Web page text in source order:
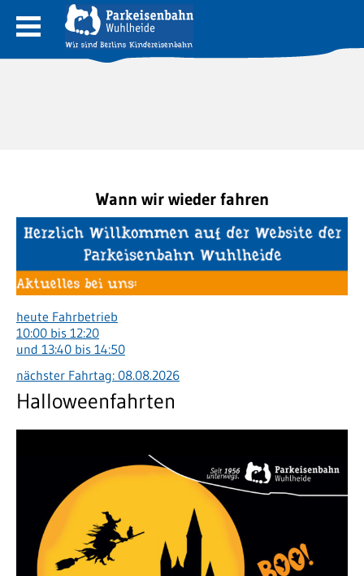
Wann wir wieder fahren
heute Fahrbetrieb
10:00 bis 12:20
und 13:40 bis 14:50
nächster Fahrtag: 08.08.2026
Halloweenfahrten